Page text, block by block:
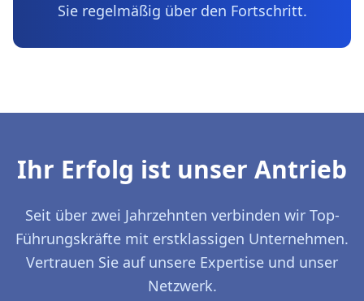
Sie regelmäßig über den Fortschritt.
Ihr Erfolg ist unser Antrieb
Seit über zwei Jahrzehnten verbinden wir Top-
Führungskräfte mit erstklassigen Unternehmen.
Vertrauen Sie auf unsere Expertise und unser
Netzwerk.